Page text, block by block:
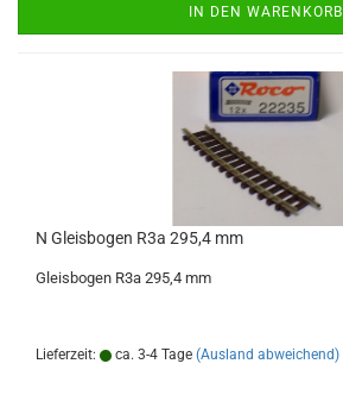
IN DEN WARENKORB
N Gleisbogen R3a 295,4 mm
Gleisbogen R3a 295,4 mm
Lieferzeit: ca. 3-4 Tage (Ausland abweichend)